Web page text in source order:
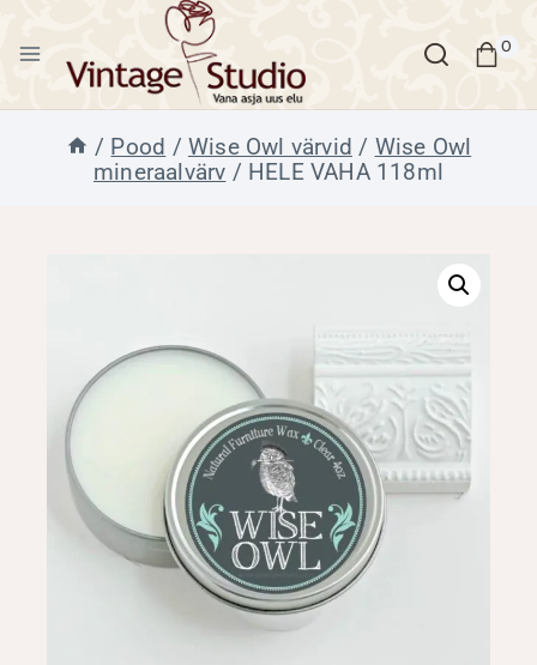
content
0
/ Pood / Wise Owl värvid / Wise Owl
mineraalvärv / HELE VAHA 118ml